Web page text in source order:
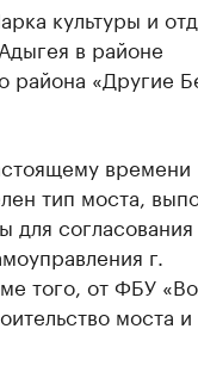
культуры и
в районе
района «Другие
времени
тип моста,
для согласования
г.
того, от ФБУ
моста и